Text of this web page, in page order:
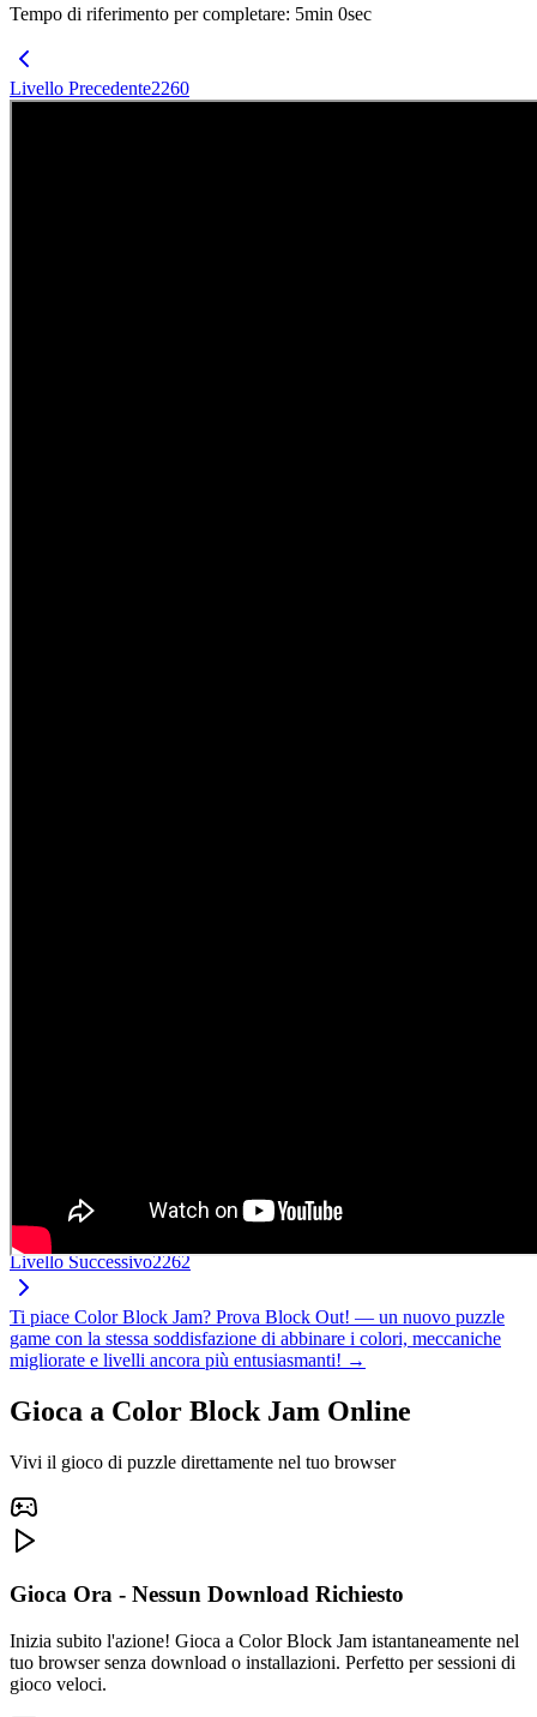
Tempo di riferimento per completare: 5min 0sec
Livello Precedente2260
Livello Successivo2262
Ti piace Color Block Jam? Prova Block Out! — un nuovo puzzle
game con la stessa soddisfazione di abbinare i colori, meccaniche
migliorate e livelli ancora più entusiasmanti! →
Gioca a Color Block Jam Online
Vivi il gioco di puzzle direttamente nel tuo browser
Gioca Ora - Nessun Download Richiesto
Inizia subito l'azione! Gioca a Color Block Jam istantaneamente nel
tuo browser senza download o installazioni. Perfetto per sessioni di
gioco veloci.